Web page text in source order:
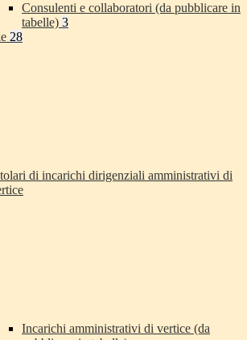
Consulenti e collaboratori (da pubblicare in
tabelle) 3
28
di incarichi dirigenziali amministrativi di
Incarichi amministrativi di vertice (da